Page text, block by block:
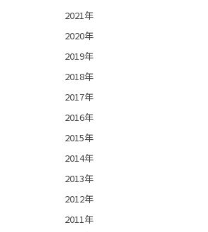
2021年
2020年
2019年
2018年
2017年
2016年
2015年
2014年
2013年
2012年
2011年